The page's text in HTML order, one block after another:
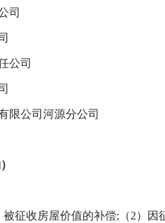
司
公司
公司河源分公司
收房屋价值的补偿;（2）因